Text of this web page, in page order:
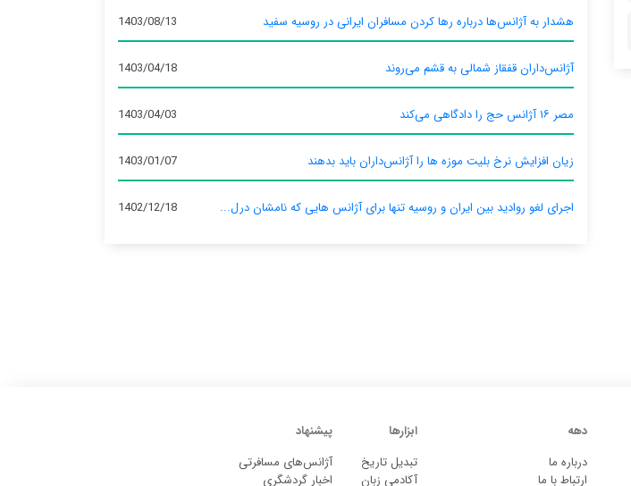
هشدار به آژانس‌ها درباره رها کردن مسافران ایرانی در روسیه سفید 1403/08/13
آژانس‌داران قفقاز شمالی به قشم می‌روند 1403/04/18
مصر ۱۶ آژانس حج را دادگاهی می‌کند 1403/04/03
زیان افزایش نرخ بلیت موزه ها را آژانس‌داران باید بدهند 1403/01/07
اجرای لغو روادید بین ایران و روسیه تنها برای آژانس‌ هایی که نامشان درل... 1402/12/18
دهه
درباره ما
ارتباط با ما
ابزارها
تبدیل تاریخ
آکادمی زبان
پیشنهاد
آژانس‌های مسافرتی
اخبار گردشگری